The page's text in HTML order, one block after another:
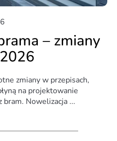
– zmiany
zmiany w przepisach,
na projektowanie
bram. Nowelizacja ...